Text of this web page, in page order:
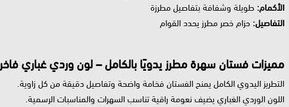
الأكمام: طويلة وشفافة بتفاصيل مطرزة
التفاصيل: حزام خصر مطرز يحدد القوام
مميزات فستان سهرة مطرز يدويًا بالكامل – لون وردي غباري فاخر
التطريز اليدوي الكامل يمنح الفستان فخامة واضحة وتفاصيل دقيقة من كل زاوية.
اللون الوردي الغباري يضيف نعومة راقية تناسب السهرات والمناسبات الرسمية.